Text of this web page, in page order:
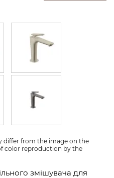
differ from the image on the
color reproduction by the
змішувача для